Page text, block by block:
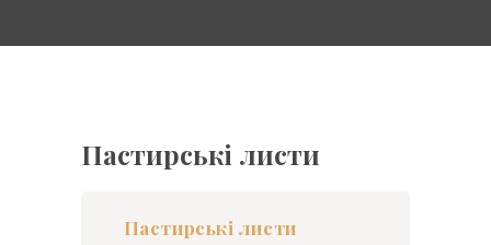
Пастирські листи
Пастирські листи